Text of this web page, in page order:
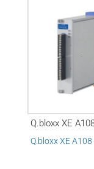
Q.bloxx XE
Q.bloxx XE A108